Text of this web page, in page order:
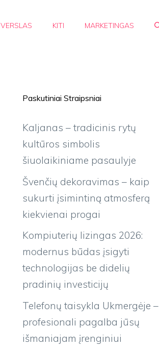
VERSLAS KITI MARKETINGAS
Paskutiniai Straipsniai
Kaljanas – tradicinis rytų
kultūros simbolis
šiuolaikiniame pasaulyje
Švenčių dekoravimas – kaip
sukurti įsimintiną atmosferą
kiekvienai progai
Kompiuterių lizingas 2026:
modernus būdas įsigyti
technologijas be didelių
pradinių investicijų
Telefonų taisykla Ukmergėje –
profesionali pagalba jūsų
išmaniajam įrenginiui